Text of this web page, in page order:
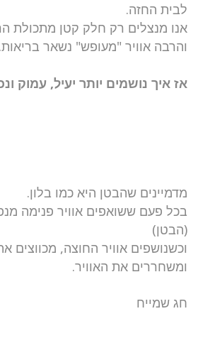
לבית החזה.
אנו מנצלים רק חלק קטן מתכולת
והרבה אוויר "מעופש" נשאר בריאות.
אז איך נושמים יותר יעיל, עמוק
מדמיינים שהבטן היא כמו בלון.
בכל פעם ששואפים אוויר פנימה
(הבטן)
וכשנושפים אוויר החוצה, מכווצים
ומשחררים את האוויר.
חג שמייח